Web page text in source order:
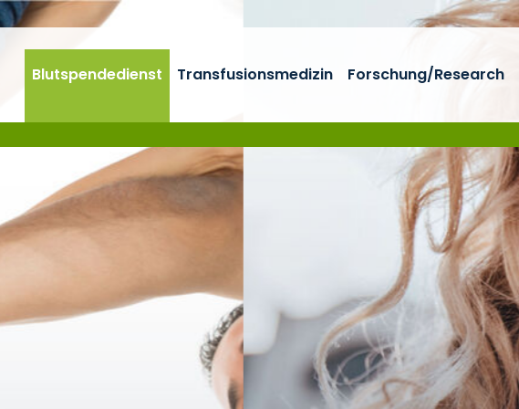
Blutspendedienst Transfusionsmedizin Forschung/Research